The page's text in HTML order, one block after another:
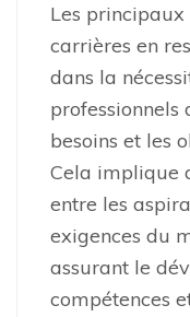
Les
carrières en
dans la
professionnels
besoins et les
Cela implique
entre les
exigences du
assurant le
compétences